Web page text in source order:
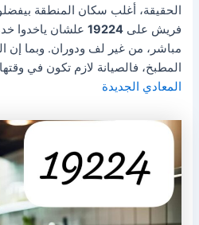
الحقيقة، أغلب سكان المنطقة
فريش على19224 علشان ياخدوا
مباشر، من غير لف ودوران. وبما إن
المطبخ، فالصيانة لازم تكون في
المعادي الجديدة